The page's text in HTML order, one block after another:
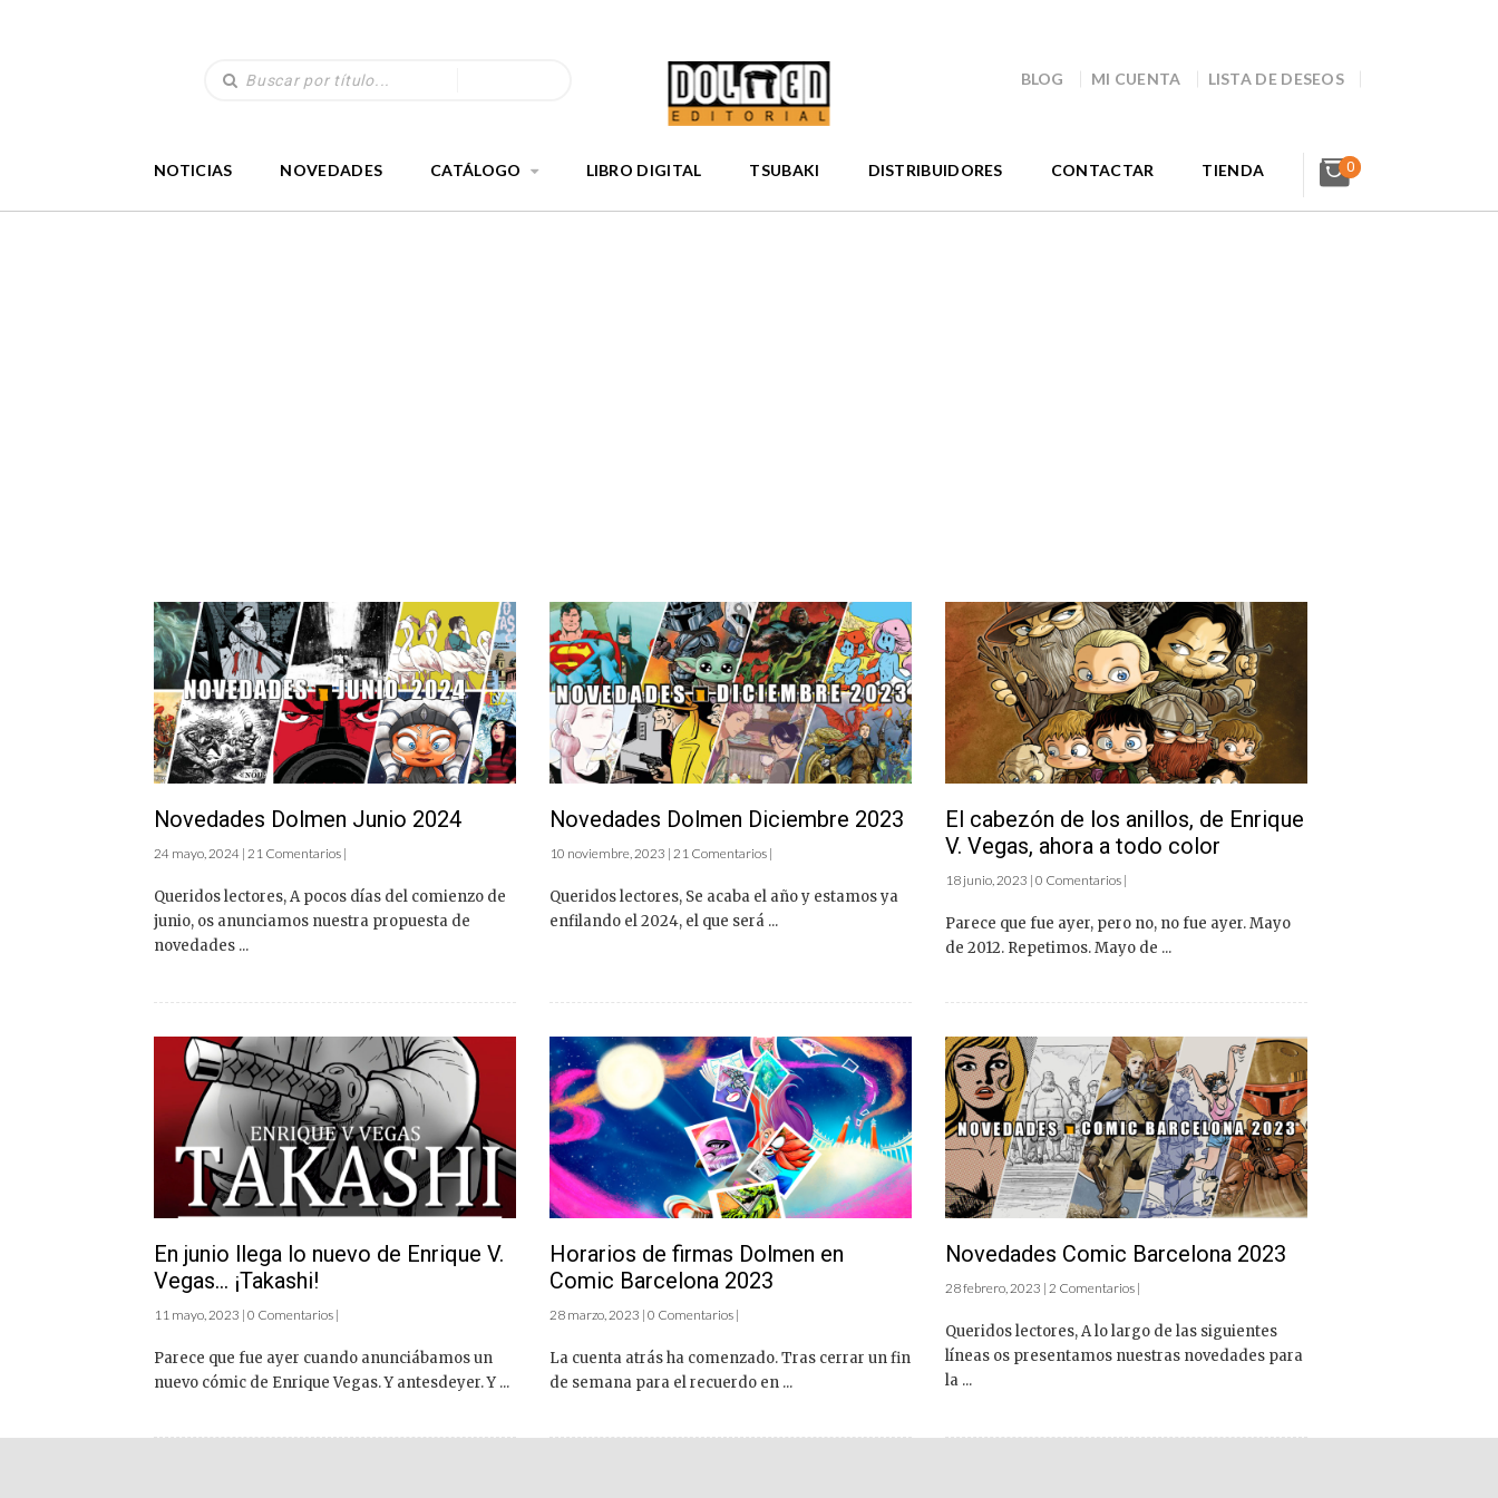
BLOG MI CUENTA LISTA DE DESEOS
NOTICIAS NOVEDADES CATÁLOGO LIBRO DIGITAL TSUBAKI DISTRIBUIDORES CONTACTAR TIENDA 0
Novedades Dolmen Junio 2024
24 mayo, 2024 | 21 Comentarios |
Queridos lectores, A pocos días del comienzo de
junio, os anunciamos nuestra propuesta de
novedades ...
Novedades Dolmen Diciembre 2023
10 noviembre, 2023 | 21 Comentarios |
Queridos lectores, Se acaba el año y estamos ya
enfilando el 2024, el que será ...
El cabezón de los anillos, de Enrique
V. Vegas, ahora a todo color
18 junio, 2023 | 0 Comentarios |
Parece que fue ayer, pero no, no fue ayer. Mayo
de 2012. Repetimos. Mayo de ...
En junio llega lo nuevo de Enrique V.
Vegas… ¡Takashi!
11 mayo, 2023 | 0 Comentarios |
Parece que fue ayer cuando anunciábamos un
nuevo cómic de Enrique Vegas. Y antesdeyer. Y ...
Horarios de firmas Dolmen en
Comic Barcelona 2023
28 marzo, 2023 | 0 Comentarios |
La cuenta atrás ha comenzado. Tras cerrar un fin
de semana para el recuerdo en ...
Novedades Comic Barcelona 2023
28 febrero, 2023 | 2 Comentarios |
Queridos lectores, A lo largo de las siguientes
líneas os presentamos nuestras novedades para
la ...